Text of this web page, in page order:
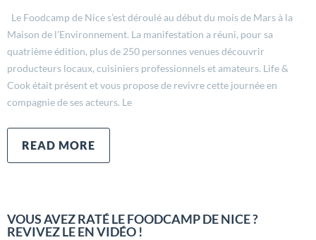
Le Foodcamp de Nice s’est déroulé au début du mois de Mars à la
Maison de l’Environnement. La manifestation a réuni, pour sa
quatrième édition, plus de 250 personnes venues découvrir
producteurs locaux, cuisiniers professionnels et amateurs. Life &
Cook était présent et vous propose de revivre cette journée en
compagnie de ses acteurs. Le
READ MORE
VOUS AVEZ RATÉ LE FOODCAMP DE NICE ?
REVIVEZ LE EN VIDÉO !